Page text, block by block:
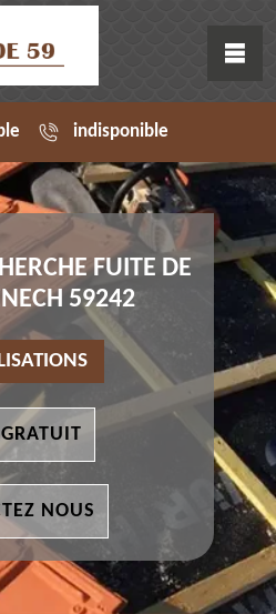
indisponible
FUITE DE
59242
NOUS